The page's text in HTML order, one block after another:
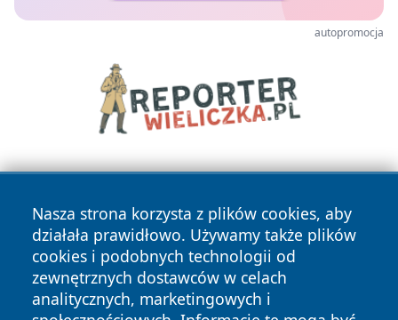
autopromocja
Nasza strona korzysta z plików cookies, aby
działała prawidłowo. Używamy także plików
cookies i podobnych technologii od
zewnętrznych dostawców w celach
analitycznych, marketingowych i
Copyright © 2026 wrotatarnowa.pl Wszystkie prawa
zastrzeżone.